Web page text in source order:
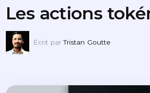
Les actions
Écrit parTristan Goutte